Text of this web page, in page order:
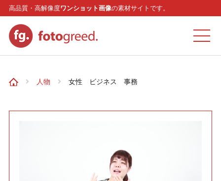
高品質・高解像度ワンショット画像の素材サイトです。
人物 女性 ビジネス 事務